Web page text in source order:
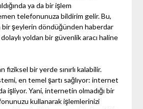
ya da bir işlem
telefonunuza bildirim gelir. Bu,
bir şeylerin döndüğünden haberdar
dolaylı yoldan bir güvenlik aracı haline
fiziksel bir yerde sınırlı kalabilir.
en temel şartı sağlıyor: internet
işliyor. Yani, internetin olmadığı bir
kullanarak işlemlerinizi